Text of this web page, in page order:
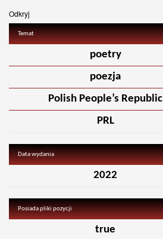
Odkryj
Temat
poetry
poezja
Polish People’s Republic
PRL
Data wydania
2022
Posiada pliki pozycji
true